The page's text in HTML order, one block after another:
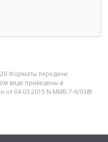
Форматы передачи
виде приведены в
от 04.03.2015 N ММВ-7-6/93@: